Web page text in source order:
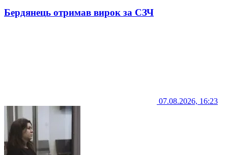
Бердянець отримав вирок за СЗЧ
07.08.2026, 16:23